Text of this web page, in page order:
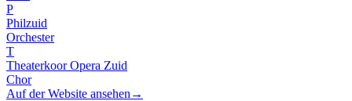
P
Philzuid
Orchester
T
Theaterkoor Opera Zuid
Chor
Auf der Website ansehen →